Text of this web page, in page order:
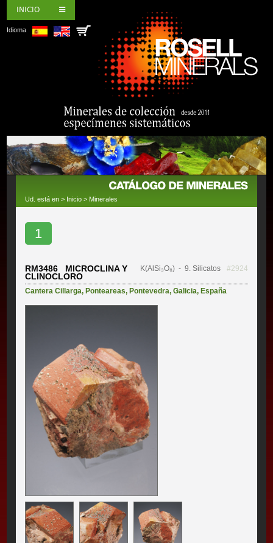
INICIO
Idioma
Ud. está en > Inicio > Minerales
1
RM3486 MICROCLINA Y
CLINOCLORO
K(AlSi₃O₈)- 9. Silicatos #2924
Cantera Cillarga,Ponteareas,Pontevedra,Galicia,España